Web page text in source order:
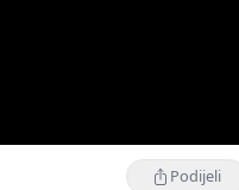
Podijeli